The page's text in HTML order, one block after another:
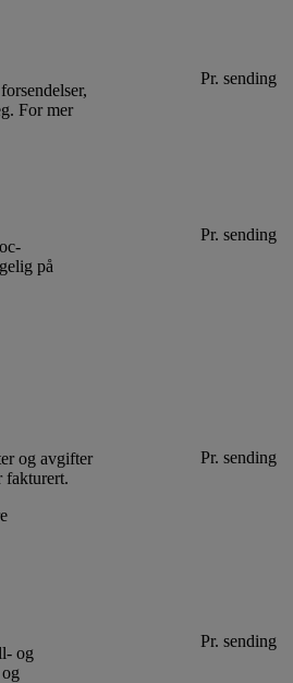
For mer
Pr. sending
på
Pr. sending
og avgifter
fakturert.
Pr. sending
og
Pr. sending